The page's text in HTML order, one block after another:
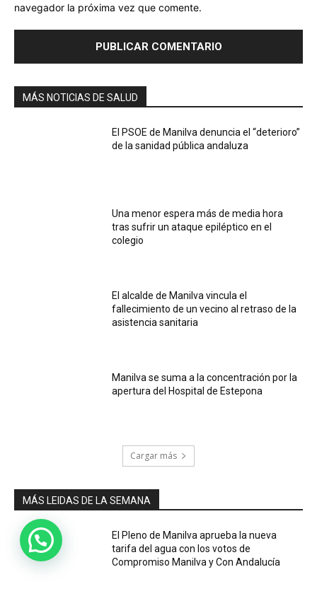
navegador la próxima vez que comente.
MÁS NOTICIAS DE SALUD
El PSOE de Manilva denuncia el “deterioro”
de la sanidad pública andaluza
Una menor espera más de media hora
tras sufrir un ataque epiléptico en el
colegio
El alcalde de Manilva vincula el
fallecimiento de un vecino al retraso de la
asistencia sanitaria
Manilva se suma a la concentración por la
apertura del Hospital de Estepona
Cargar más
MÁS LEIDAS DE LA SEMANA
El Pleno de Manilva aprueba la nueva
tarifa del agua con los votos de
Compromiso Manilva y Con Andalucía